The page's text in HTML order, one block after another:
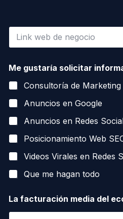
L
n
d
t
u
E
c
o
m
m
e
c
*
o
b
r
e
.
.
.
s
b
e
.
.
*
Me gustaría solicitar
Consultoría de Marketing
Anuncios en Google
Anuncios en Redes
Posicionamiento Web
Videos Virales en Redes
Que me hagan todo
La facturación media del